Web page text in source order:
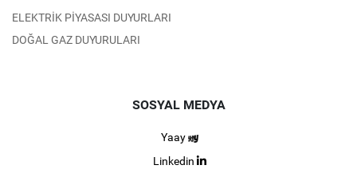
ELEKTRİK PİYASASI DUYURLARI
DOĞAL GAZ DUYURULARI
SOSYAL MEDYA
Yaay
Linkedin